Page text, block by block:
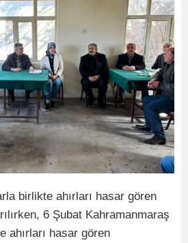
birlikte ahırları hasar gören
6 Şubat Kahramanmaraş
ahırları hasar gören